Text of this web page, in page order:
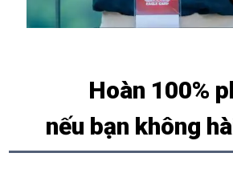
Hoàn 100%
nếu bạn không